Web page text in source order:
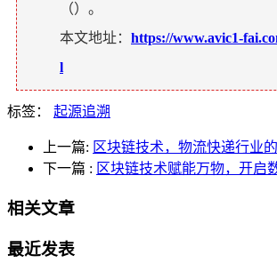
（）。
本文地址： https://www.avic1-
l
标签： 起源追溯
上一篇: 区块链技术，物流快递行业
下一篇 : 区块链技术赋能万物，开启
相关文章
最近发表